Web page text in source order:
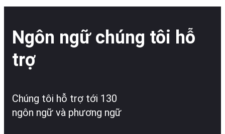
Ngôn ngữ chúng tôi hỗ
trợ
Chúng tôi hỗ trợ tới 130
ngôn ngữ và phương ngữ